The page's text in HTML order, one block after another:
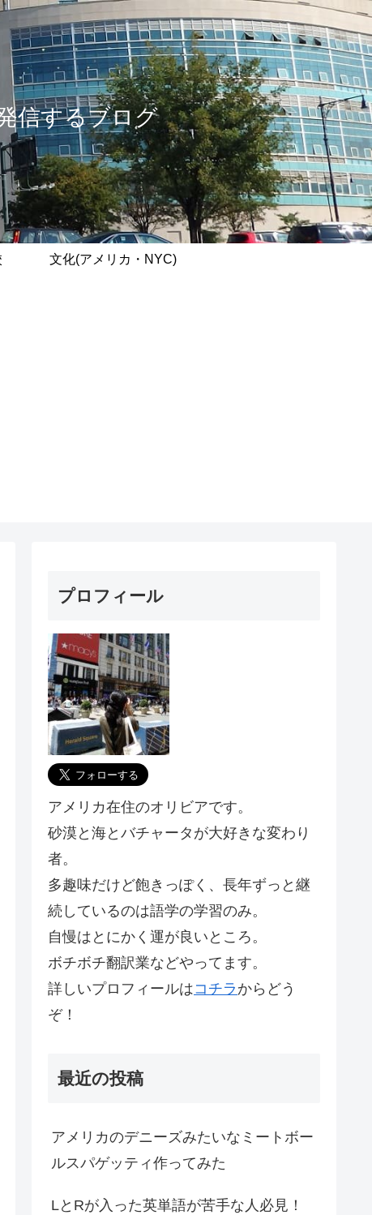
信するブログ
文化(アメリカ・NYC)
プロフィール
アメリカ在住のオリビアです。
砂漠と海とバチャータが大好きな変わり
者。
多趣味だけど飽きっぽく、長年ずっと継
続しているのは語学の学習のみ。
自慢はとにかく運が良いところ。
ボチボチ翻訳業などやってます。
詳しいプロフィールはコチラ からどう
ぞ！
最近の投稿
アメリカのデニーズみたいなミートボー
ルスパゲッティ作ってみた
LとRが入った英単語が苦手な人必見！